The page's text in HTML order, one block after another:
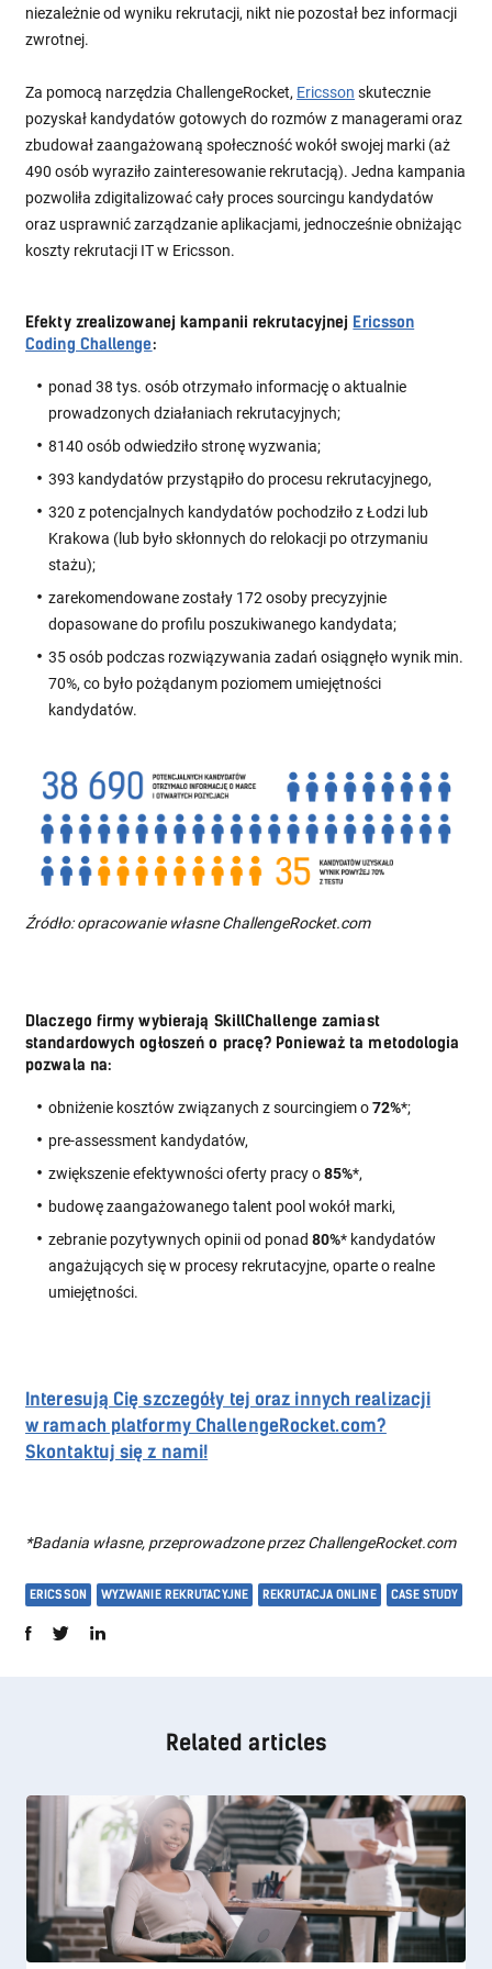
niezależnie od wyniku rekrutacji, nikt nie pozostał bez informacji
zwrotnej.
Za pomocą narzędzia ChallengeRocket, Ericsson skutecznie
pozyskał kandydatów gotowych do rozmów z managerami oraz
zbudował zaangażowaną społeczność wokół swojej marki (aż
490 osób wyraziło zainteresowanie rekrutacją). Jedna kampania
pozwoliła zdigitalizować cały proces sourcingu kandydatów
oraz usprawnić zarządzanie aplikacjami, jednocześnie obniżając
koszty rekrutacji IT w Ericsson.
Efekty zrealizowanej kampanii rekrutacyjnej Ericsson
Coding Challenge:
ponad 38 tys. osób otrzymało informację o aktualnie
prowadzonych działaniach rekrutacyjnych;
8140 osób odwiedziło stronę wyzwania;
393 kandydatów przystąpiło do procesu rekrutacyjnego,
320 z potencjalnych kandydatów pochodziło z Łodzi lub
Krakowa (lub było skłonnych do relokacji po otrzymaniu
stażu);
zarekomendowane zostały 172 osoby precyzyjnie
dopasowane do profilu poszukiwanego kandydata;
35 osób podczas rozwiązywania zadań osiągnęło wynik min.
70%, co było pożądanym poziomem umiejętności
kandydatów.
Źródło: opracowanie własne ChallengeRocket.com
Dlaczego firmy wybierają SkillChallenge zamiast
standardowych ogłoszeń o pracę? Ponieważ ta metodologia
pozwala na:
obniżenie kosztów związanych z sourcingiem o72%*;
pre-assessment kandydatów,
zwiększenie efektywności oferty pracy o85%*,
budowę zaangażowanego talent pool wokół marki,
zebranie pozytywnych opinii od ponad 80%* kandydatów
angażujących się w procesy rekrutacyjne, oparte o realne
umiejętności.
Interesują Cię szczegóły tej oraz innych realizacji
w ramach platformy ChallengeRocket.com?
Skontaktuj się z nami!
*Badania własne, przeprowadzone przez ChallengeRocket.com
ERICSSON WYZWANIE REKRUTACYJNE REKRUTACJA ONLINE CASE STUDY
Related articles